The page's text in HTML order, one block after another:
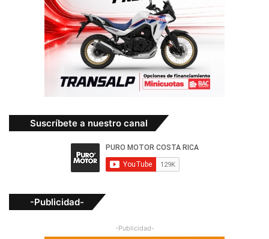
Suscríbete a nuestro canal
-Publicidad-
-Publicidad-